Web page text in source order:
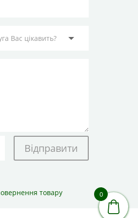
Відправити
товару 0